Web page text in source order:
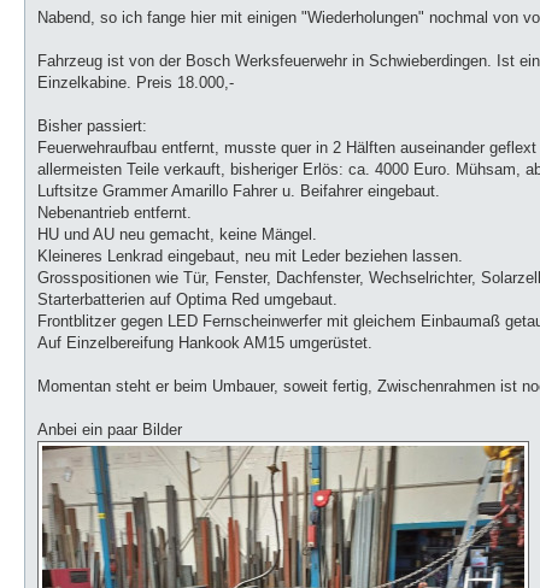
t
g
Nabend, so ich fange hier mit einigen "Wiederholungen" nochmal von
Fahrzeug ist von der Bosch Werksfeuerwehr in Schwieberdingen. Ist
Einzelkabine. Preis 18.000,-
Bisher passiert:
Feuerwehraufbau entfernt, musste quer in 2 Hälften auseinander
allermeisten Teile verkauft, bisheriger Erlös: ca. 4000 Euro. Mühsam,
Luftsitze Grammer Amarillo Fahrer u. Beifahrer eingebaut.
Nebenantrieb entfernt.
HU und AU neu gemacht, keine Mängel.
Kleineres Lenkrad eingebaut, neu mit Leder beziehen lassen.
Grosspositionen wie Tür, Fenster, Dachfenster, Wechselrichter,
Starterbatterien auf Optima Red umgebaut.
Frontblitzer gegen LED Fernscheinwerfer mit gleichem Einbaumaß
Auf Einzelbereifung Hankook AM15 umgerüstet.
Momentan steht er beim Umbauer, soweit fertig, Zwischenrahmen ist
Anbei ein paar Bilder